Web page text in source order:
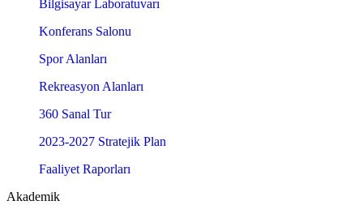
Bilgisayar Laboratuvarı
Konferans Salonu
Spor Alanları
Rekreasyon Alanları
360 Sanal Tur
2023-2027 Stratejik Plan
Faaliyet Raporları
Akademik